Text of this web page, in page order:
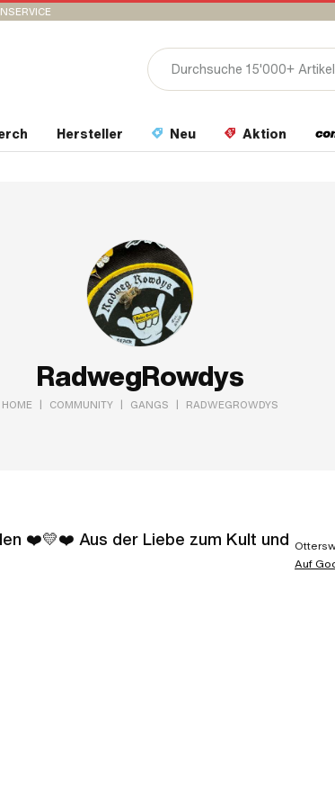
Hersteller Neu Aktion
RadwegRowdys
HOME | COMMUNITY | GANGS | RADWEGROWDYS
❤️💛❤️ Aus der Liebe zum Kult und
Auf